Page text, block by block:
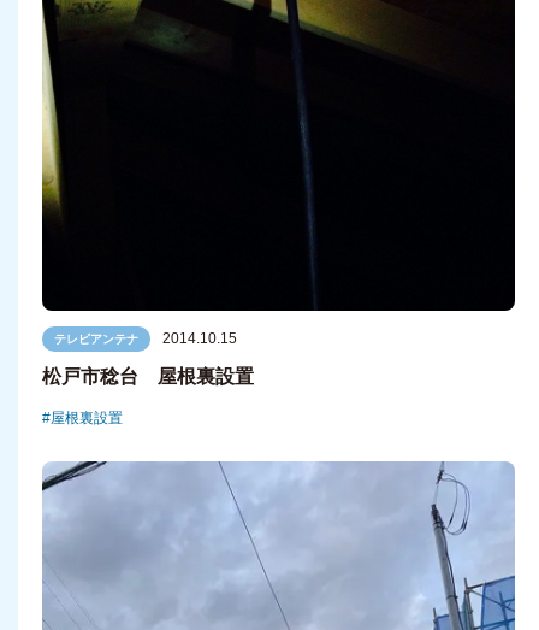
テレビアンテナ 2014.10.15
松戸市稔台 屋根裏設置
屋根裏設置